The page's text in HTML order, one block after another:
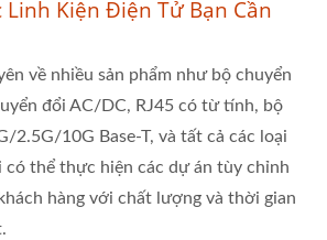
Linh Kiện Điện Tử Bạn Cần
về nhiều sản phẩm như bộ chuyển
đổi AC/DC, RJ45 có từ tính, bộ
2.5G/10G Base-T, và tất cả các loại
có thể thực hiện các dự án tùy chỉnh
hàng với chất lượng và thời gian